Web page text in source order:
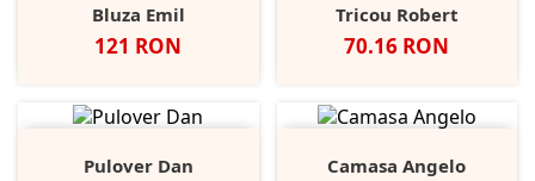
Bluza Emil
Pret
121 RON
Tricou Robert
Pret
70.16 RON
Pulover Dan Camasa Angelo